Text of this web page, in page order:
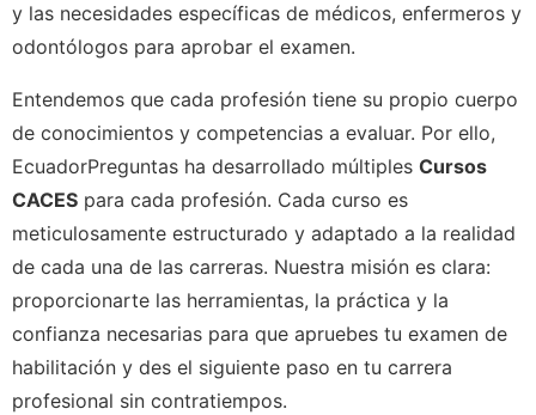
y las necesidades específicas de médicos, enfermeros y
odontólogos para aprobar el examen.
Entendemos que cada profesión tiene su propio cuerpo
de conocimientos y competencias a evaluar. Por ello,
EcuadorPreguntas ha desarrollado múltiples Cursos
CACES para cada profesión. Cada curso es
meticulosamente estructurado y adaptado a la realidad
de cada una de las carreras. Nuestra misión es clara:
proporcionarte las herramientas, la práctica y la
confianza necesarias para que apruebes tu examen de
habilitación y des el siguiente paso en tu carrera
profesional sin contratiempos.